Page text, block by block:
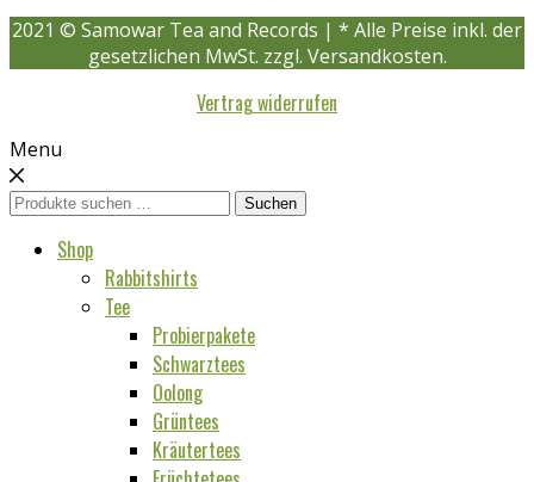
2021 © Samowar Tea and Records | * Alle Preise inkl. der
gesetzlichen MwSt. zzgl. Versandkosten.
Vertrag widerrufen
Menu
Suchen
Suchen
Shop
Rabbitshirts
Tee
Probierpakete
Schwarztees
Oolong
Grüntees
Kräutertees